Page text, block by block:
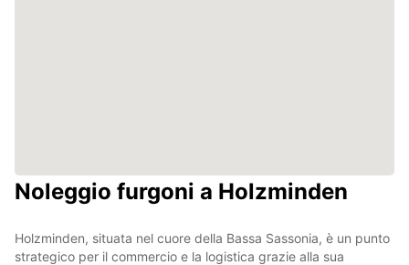
Noleggio furgoni a Holzminden
Holzminden, situata nel cuore della Bassa Sassonia, è un punto
strategico per il commercio e la logistica grazie alla sua